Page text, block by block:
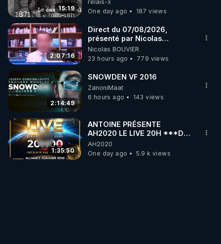
15:19
relais-x
One day ago
187 views
2:07:16
Direct du 07/08/2026,
présenté par Nicolas
BOUVIER
Nicolas BOUVIER
23 hours ago
779 views
2:14:49
SNOWDEN VF 2016
ZanoniMaat
6 hours ago
143 views
1:35:50
ANTOINE PRÉSENTE
AH2020 LE LIVE 20H ***DU
06/08/2026***
AH2020
One day ago
5.9 k views